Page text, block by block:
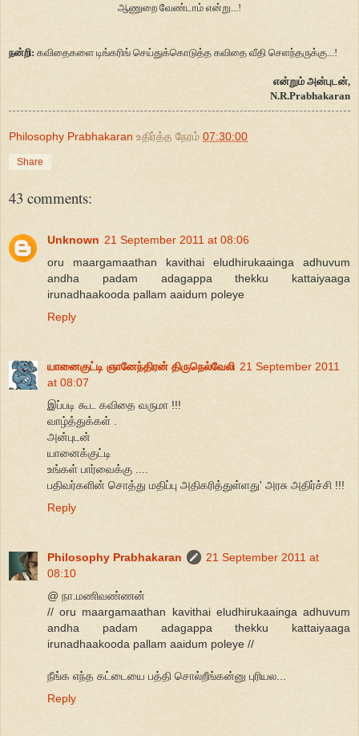
ஆணுறை வேண்டாம் என்று...!
நன்றி: கவிதைகளை டிங்கரிங் செய்துக்கொடுத்த கவிதை வீதி செளந்தருக்கு...!
என்றும் அன்புடன்,
N.R.Prabhakaran
Philosophy Prabhakaran உதிர்த்த நேரம் 07:30:00
Share
43 comments:
Unknown 21 September 2011 at 08:06
oru maargamaathan kavithai eludhirukaainga adhuvum
andha padam adagappa thekku kattaiyaaga
irunadhaakooda pallam aaidum poleye
Reply
யானைகுட்டி ஞானேந்திரன் திருநெல்வேலி 21 September 2011
at 08:07
இப்படி கூட கவிதை வருமா !!!
வாழ்த்துக்கள் .
அன்புடன்
யானைக்குட்டி
உங்கள் பார்வைக்கு ....
பதிவர்களின் சொத்து மதிப்பு அதிகரித்துள்ளது' அரசு அதிர்ச்சி !!!
Reply
Philosophy Prabhakaran
21 September 2011 at
08:10
@ நா.மணிவண்ணன்
// oru maargamaathan kavithai eludhirukaainga adhuvum
andha padam adagappa thekku kattaiyaaga
irunadhaakooda pallam aaidum poleye //
நீங்க எந்த கட்டையை பத்தி சொல்றீங்கன்னு புரியல...
Reply